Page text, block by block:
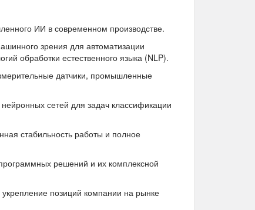
ИИ в современном производстве.
зрения для автоматизации
обработки естественного языка (NLP).
датчики, промышленные
сетей для задач классификации
стабильность работы и полное
решений и их комплексной
позиций компании на рынке